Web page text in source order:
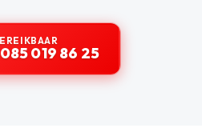
019 86 25